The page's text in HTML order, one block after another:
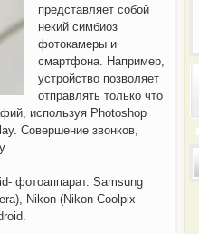
представляет собой
некий симбиоз
фотокамеры и
смартфона. Например,
устройство позволяет
отправлять только что
используя Photoshop
Совершение звонков,
фотоаппарат. Samsung
Nikon (Nikon Coolpix